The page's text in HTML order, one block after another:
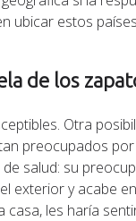
ubicar estos
de los
Otra
preocupados
salud: su
exterior y acabe
casa, les haría